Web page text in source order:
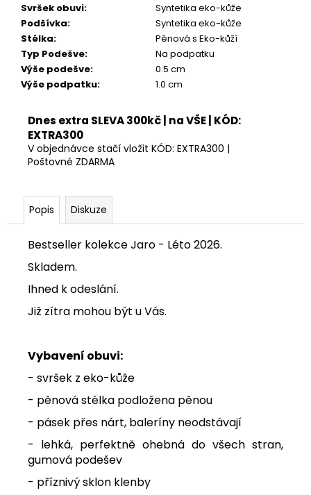
Svršek obuvi:
Syntetika eko-kůže
Podšívka:
Syntetika eko-kůže
Stélka:
Pěnová s Eko-kůží
Typ Podešve:
Na podpatku
Výše podešve:
0.5 cm
Výše podpatku: 1.0 cm
Dnes extra SLEVA 300kč | na VŠE | KÓD:
EXTRA300
V objednávce stačí vložit KÓD: EXTRA300 |
Poštovné ZDARMA
Popis Diskuze
Bestseller kolekce Jaro - Léto 2026.
Skladem.
Ihned k odeslání.
Již zítra mohou být u Vás.
Vybavení obuvi:
- svršek z eko-kůže
- pěnová stélka podložena pěnou
- pásek přes nárt, baleríny neodstávají
- lehká, perfektně ohebná do všech stran,
gumová podešev
- příznivý sklon klenby